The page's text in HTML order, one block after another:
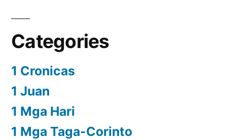
Categories
1 Cronicas
1 Juan
1 Mga Hari
1 Mga Taga-Corinto